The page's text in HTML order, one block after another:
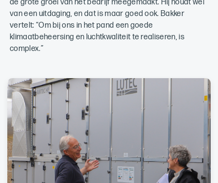
de grote groei van het bedrijf meegemaakt. Hij houdt wel
van een uitdaging, en dat is maar goed ook. Bakker
vertelt: “Om bij ons in het pand een goede
klimaatbeheersing en luchtkwaliteit te realiseren, is
complex.”